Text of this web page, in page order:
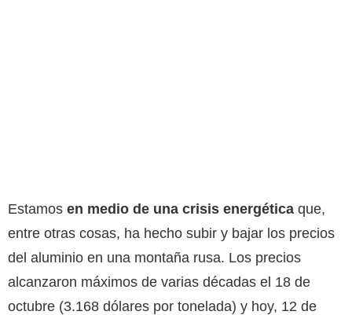
Estamos en medio de una crisis energética que,
entre otras cosas, ha hecho subir y bajar los precios
del aluminio en una montaña rusa. Los precios
alcanzaron máximos de varias décadas el 18 de
octubre (3.168 dólares por tonelada) y hoy, 12 de